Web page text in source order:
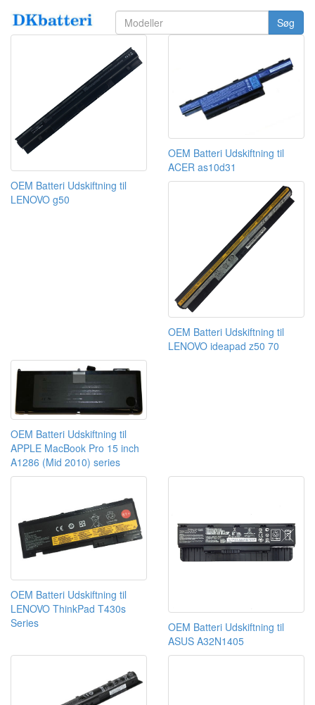
Søg
OEM Batteri Udskiftning til
LENOVO g50
OEM Batteri Udskiftning til
ACER as10d31
OEM Batteri Udskiftning til
LENOVO ideapad z50 70
OEM Batteri Udskiftning til
APPLE MacBook Pro 15 inch
A1286 (Mid 2010) series
OEM Batteri Udskiftning til
LENOVO ThinkPad T430s
Series
OEM Batteri Udskiftning til
ASUS A32N1405